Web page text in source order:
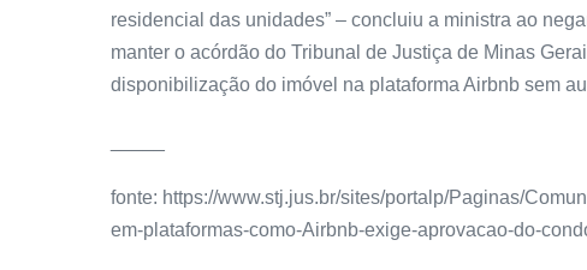
residencial das unidades” – concluiu a ministra ao
manter o acórdão do Tribunal de Justiça de Minas
disponibilização do imóvel na plataforma Airbnb sem
fonte: https://www.stj.jus.br/sites/portalp/Paginas/
em-plataformas-como-Airbnb-exige-aprovacao-do-